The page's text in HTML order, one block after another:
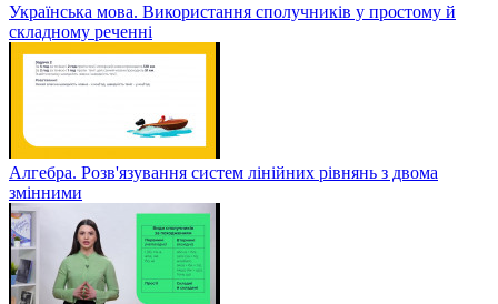
Українська мова. Використання сполучників у простому й
складному реченні
Алгебра. Розв'язування систем лінійних рівнянь з двома
змінними